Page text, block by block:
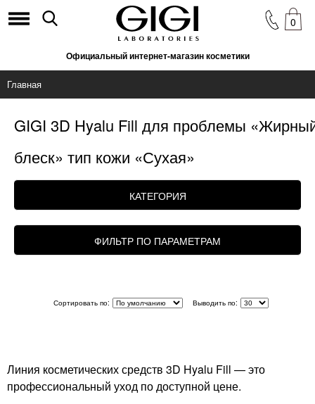
Официальный интернет-магазин косметики
0
Главная
КАТЕГОРИЯ
ФИЛЬТР ПО ПАРАМЕТРАМ
GIGI 3D Hyalu Fill для проблемы
блеск» тип кожи «Сухая»
Сортировать по: Выводить по:
Линия косметических средств 3D Hyalu Fill — это
профессиональный уход по доступной цене.